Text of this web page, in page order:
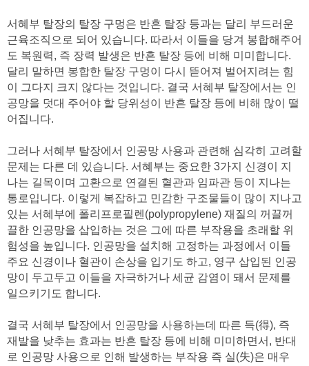
서혜부 탈장의 탈장 구멍은 반흔 탈장 등과는 달리 부드러운
근육조직으로 되어 있습니다. 따라서 이들을 당겨 봉합해주어
도 복원력, 즉 장력 발생은 반흔 탈장 등에 비해 미미합니다.
달리 말하면 봉합한 탈장 구멍이 다시 뜯어져 벌어지려는 힘
이 그다지 크지 않다는 것입니다. 결국 서혜부 탈장에서는 인
공망을 덧대 주어야 할 당위성이 반흔 탈장 등에 비해 많이 떨
어집니다.
그러나 서혜부 탈장에서 인공망 사용과 관련해 심각히 고려할
문제는 다른 데 있습니다. 서혜부는 중요한 3가지 신경이 지
나는 길목이며 고환으로 연결된 혈관과 임파관 등이 지나는
통로입니다. 이렇게 복잡하고 민감한 구조물들이 많이 지나고
있는 서혜부에 폴리프로필렌(polypropylene) 재질의 꺼끌꺼
끌한 인공망을 삽입하는 것은 그에 따른 부작용을 초래할 위
험성을 높입니다. 인공망을 설치해 고정하는 과정에서 이들
주요 신경이나 혈관이 손상을 입기도 하고, 영구 삽입된 인공
망이 두고두고 이들을 자극하거나 세균 감염이 돼서 문제를
일으키기도 합니다.
결국 서혜부 탈장에서 인공망을 사용하는데 따른 득(得), 즉
재발을 낮추는 효과는 반흔 탈장 등에 비해 미미하면서, 반대
로 인공망 사용으로 인해 발생하는 부작용 즉 실(失)은 매우